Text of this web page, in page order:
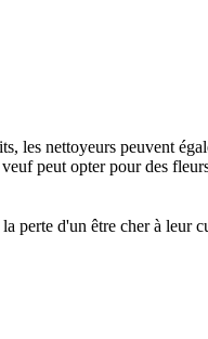
les nettoyeurs peuvent
peut opter pour des
perte d'un être cher à leur